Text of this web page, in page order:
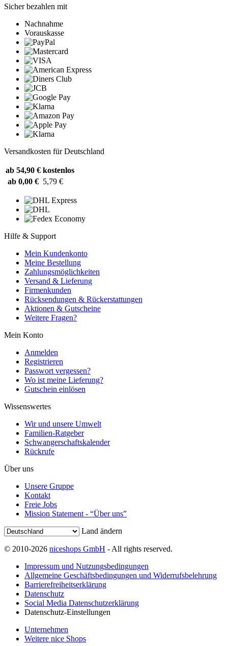
Sicher bezahlen mit
Nachnahme
Vorauskasse
Versandkosten für Deutschland
ab 54,90 € kostenlos
ab 0,00 € 5,79 €
Hilfe & Support
Mein Kundenkonto
Meine Bestellung
Zahlungsmöglichkeiten
Versand & Lieferung
Firmenkunden
Rücksendungen & Rückerstattungen
Aktionen & Gutscheine
Weitere Fragen?
Mein Konto
Anmelden
Registrieren
Passwort vergessen?
Wo ist meine Lieferung?
Gutschein einlösen
Wissenswertes
Wir und unsere Umwelt
Familien-Ratgeber
Schwangerschaftskalender
Rückrufe
Über uns
Unsere Gruppe
Kontakt
Freie Jobs
Mission Statement - “Über uns”
Land ändern
© 2010-2026 niceshops GmbH - All rights reserved.
Impressum und Nutzungsbedingungen
Allgemeine Geschäftsbedingungen und Widerrufsbelehrung
Barrierefreiheitserklärung
Datenschutz
Social Media Datenschutzerklärung
Datenschutz-Einstellungen
Unternehmen
Weitere nice Shops